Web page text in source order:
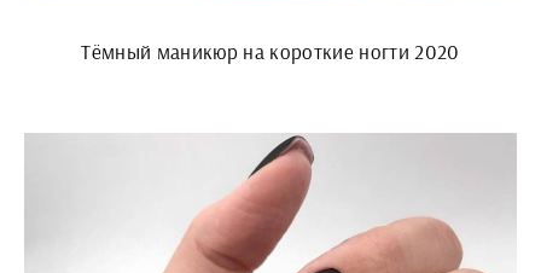
Тёмный маникюр на короткие ногти 2020